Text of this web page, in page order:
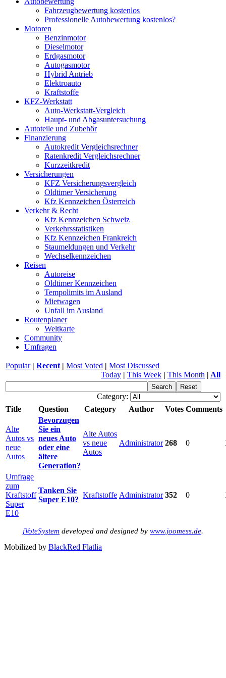
Fahrzeugbewertung kostenlos
Professionelle Autobewertung kostenlos?
Motoren
Benzinmotor
Dieselmotor
Erdgasmotor
Autogasmotor
Hybrid Antrieb
Elektroauto
Kraftstoffe
KFZ-Werkstatt
Auto-Werkstatt-Vergleich
Haupt- und Abgasuntersuchung
Autoteile und Zubehör
Finanzierung
Autokredit Vergleichsrechner
Ratenkredit Vergleichsrechner
Kurzzeitkredit
Versicherungen
KFZ Versicherungsvergleich
Oldtimer Versicherung
Kfz Kennzeichen Österreich
Verkehr & Recht
Kfz Kennzeichen Schweiz
Verkehrsstatistiken
Kfz Kennzeichen Frankreich
Staumeldungen und Verkehr
Wechselkennzeichen
Reisen
Autoreise
Oldtimer Kennzeichen
Tempolimits im Ausland
Mietwagen
Unfall im Ausland
Routenplaner
Weltkarte
Community
Umfragen
Popular| Recent | Most Voted | Most Discussed
Today | This Week | This Month | All
Category:
Title
Question Category Author Votes Comments
Alte
Autos vs
neue
Autos
Bevorzugen
Sie ein
neues Auto
oder eine
ältere
Generation?
Alte Autos
vs neue
Autos
Administrator 268 0
Umfrage
zum
Kraftstoff
Super
E10
Tanken Sie
Super E10?
Kraftstoffe Administrator 352 0
jVoteSystem developed and designed by www.joomess.de.
Mobilized by BlackRed Flatlia